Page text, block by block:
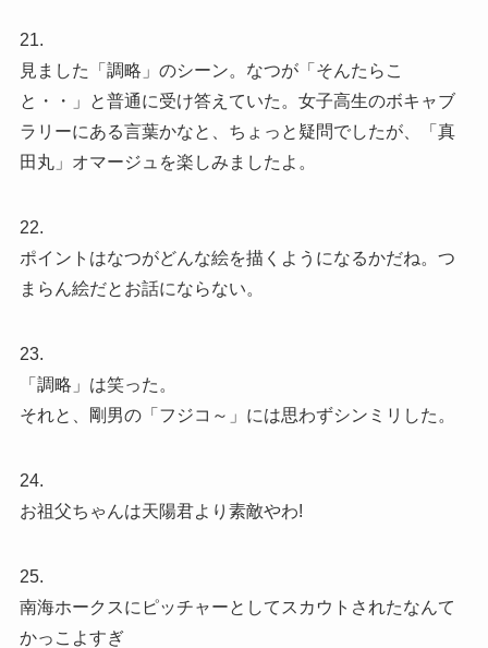
21.
見ました「調略」のシーン。なつが「そんたらこ
と・・」と普通に受け答えていた。女子高生のボキャブ
ラリーにある言葉かなと、ちょっと疑問でしたが、「真
田丸」オマージュを楽しみましたよ。
22.
ポイントはなつがどんな絵を描くようになるかだね。つ
まらん絵だとお話にならない。
23.
「調略」は笑った。
それと、剛男の「フジコ～」には思わずシンミリした。
24.
お祖父ちゃんは天陽君より素敵やわ!
25.
南海ホークスにピッチャーとしてスカウトされたなんて
かっこよすぎ